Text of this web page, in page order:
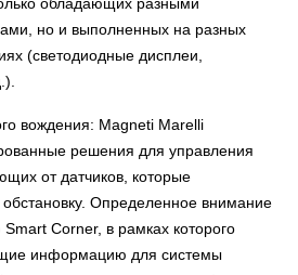
но и выполненных на разных
(светодиодные дисплеи,
вождения: Magneti Marelli
решения для управления
от датчиков, которые
Определенное внимание
Corner, в рамках которого
информацию для системы